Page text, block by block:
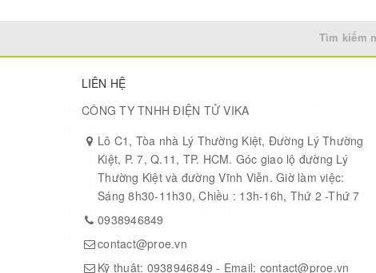
Tìm kiếm
LIÊN HỆ
CÔNG TY TNHH ĐIỆN TỬ VIKA
Lô C1, Tòa nhà Lý Thường Kiệt, Đường Lý Thường
Kiệt, P. 7, Q.11, TP. HCM. Góc giao lộ đường Lý
Thường Kiệt và đường Vĩnh Viễn. Giờ làm việc:
Sáng 8h30-11h30, Chiều : 13h-16h, Thứ 2 -Thứ 7
0938946849
contact@proe.vn
Kỹ thuật: 0938946849 - Email: contact@proe.vn